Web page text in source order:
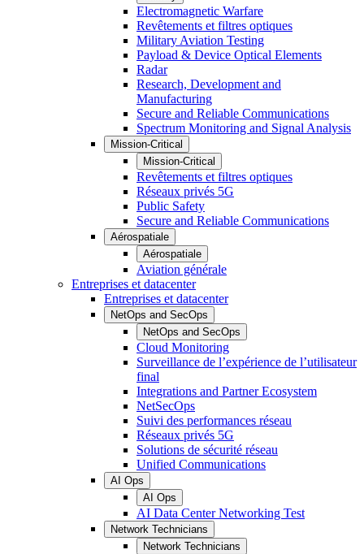
Electromagnetic Warfare
Revêtements et filtres optiques
Military Aviation Testing
Payload & Device Optical Elements
Radar
Research, Development and
Manufacturing
Secure and Reliable Communications
Spectrum Monitoring and Signal Analysis
Mission-Critical
Mission-Critical
Revêtements et filtres optiques
Réseaux privés 5G
Public Safety
Secure and Reliable Communications
Aérospatiale
Aérospatiale
Aviation générale
Entreprises et datacenter
Entreprises et datacenter
NetOps and SecOps
NetOps and SecOps
Cloud Monitoring
Surveillance de l’expérience de l’utilisateur
final
Integrations and Partner Ecosystem
NetSecOps
Suivi des performances réseau
Réseaux privés 5G
Solutions de sécurité réseau
Unified Communications
AI Ops
AI Ops
AI Data Center Networking Test
Network Technicians
Network Technicians